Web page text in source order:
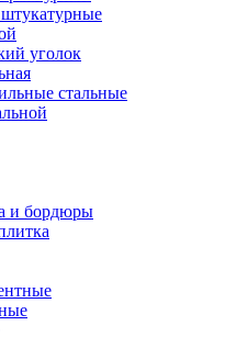
уголок
стальные
и бордюры